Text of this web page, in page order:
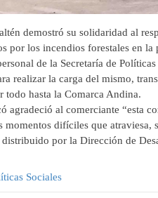
demostró su solidaridad al
por los incendios forestales en
de la Secretaría de
realizar la carga del mismo,
todo hasta la Comarca Andina.
al comerciante “esta
momentos difíciles que atraviesa,
por la Dirección de
Sociales